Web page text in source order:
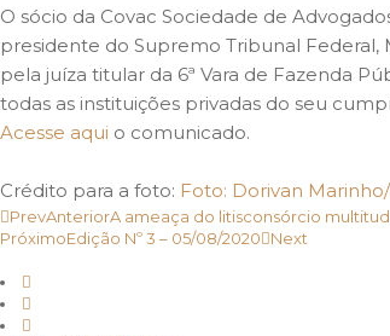
O sócio da Covac Sociedade de
presidente do Supremo Tribunal Federal,
pela juíza titular da 6ª Vara de Fazenda
todas as instituições privadas do seu
Acesse aqui o comunicado.
Crédito para a foto: Foto: Dorivan Marinho/
PrevAnteriorA ameaça do litisconsórcio
PróximoEdição Nº 3 – 05/08/2020 Next